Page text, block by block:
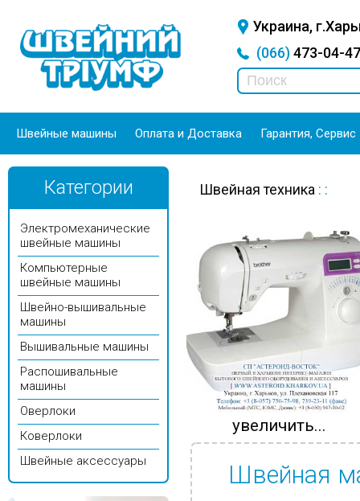
Украина,
(066)473-04-
Швейные машины Оплата и Доставка Гарантия, Сервис
Категории
Электромеханические
швейные машины
Компьютерные
швейные машины
Швейно-вышивальные
машины
Вышивальные машины
Распошивальные
машины
Оверлоки
Коверлоки
Швейные аксессуары
Швейная техника : :
увеличить...
Швейная